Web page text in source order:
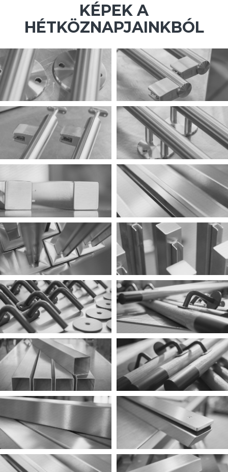
KÉPEK A
HÉTKÖZNAPJAINKBÓL